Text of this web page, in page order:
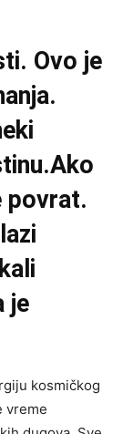
Ovo je
povrat.
je
kosmičkog
vreme